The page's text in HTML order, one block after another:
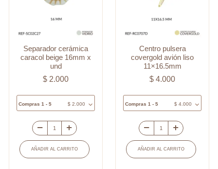
Separador cerámica
caracol beige 16mm x
und
$ 2.000
Compras 1 - 5 $2.000
Separador
cerámica
caracol
AÑADIR AL CARRITO
Centro pulsera
covergold avión liso
11×16.5mm
$ 4.000
Compras 1 - 5 $4.000
Centro
pulsera
covergold
AÑADIR AL CARRITO